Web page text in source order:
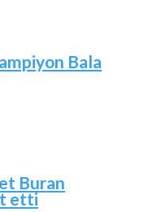
Bala
Buran
etti